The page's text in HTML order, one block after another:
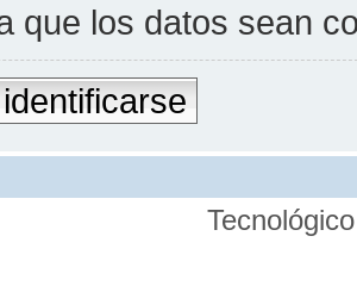
que los datos sean